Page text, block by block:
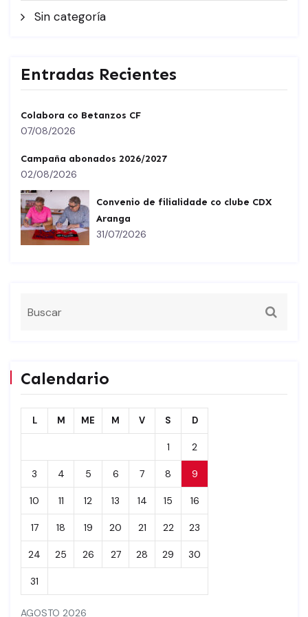
Sin categoría
Entradas Recientes
Colabora co Betanzos CF
07/08/2026
Campaña abonados 2026/2027
02/08/2026
Convenio de filialidade co clube CDX
Aranga
31/07/2026
Calendario
AGOSTO 2026
L M ME M V S D
1 2
3 4 5 6 7 8 9
10 11 12 13 14 15 16
17 18 19 20 21 22 23
24 25 26 27 28 29 30
31